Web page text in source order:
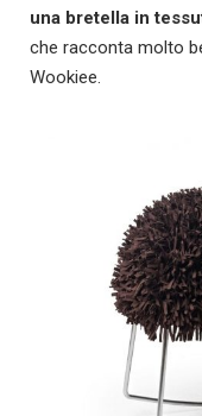
una bretella in
che racconta molto
Wookiee.